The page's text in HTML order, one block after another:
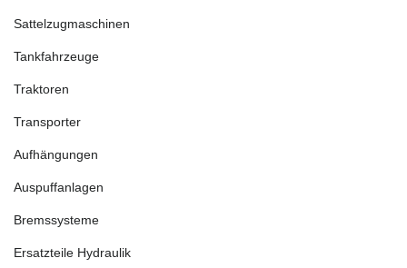
Sattelzugmaschinen
Tankfahrzeuge
Traktoren
Transporter
Aufhängungen
Auspuffanlagen
Bremssysteme
Ersatzteile Hydraulik